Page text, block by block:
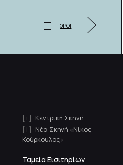
ΟΡΟΙ
Κεντρική Σκηνή
Νέα Σκηνή «Νίκος
Κούρκουλος»
Ταμεία Εισιτηρίων